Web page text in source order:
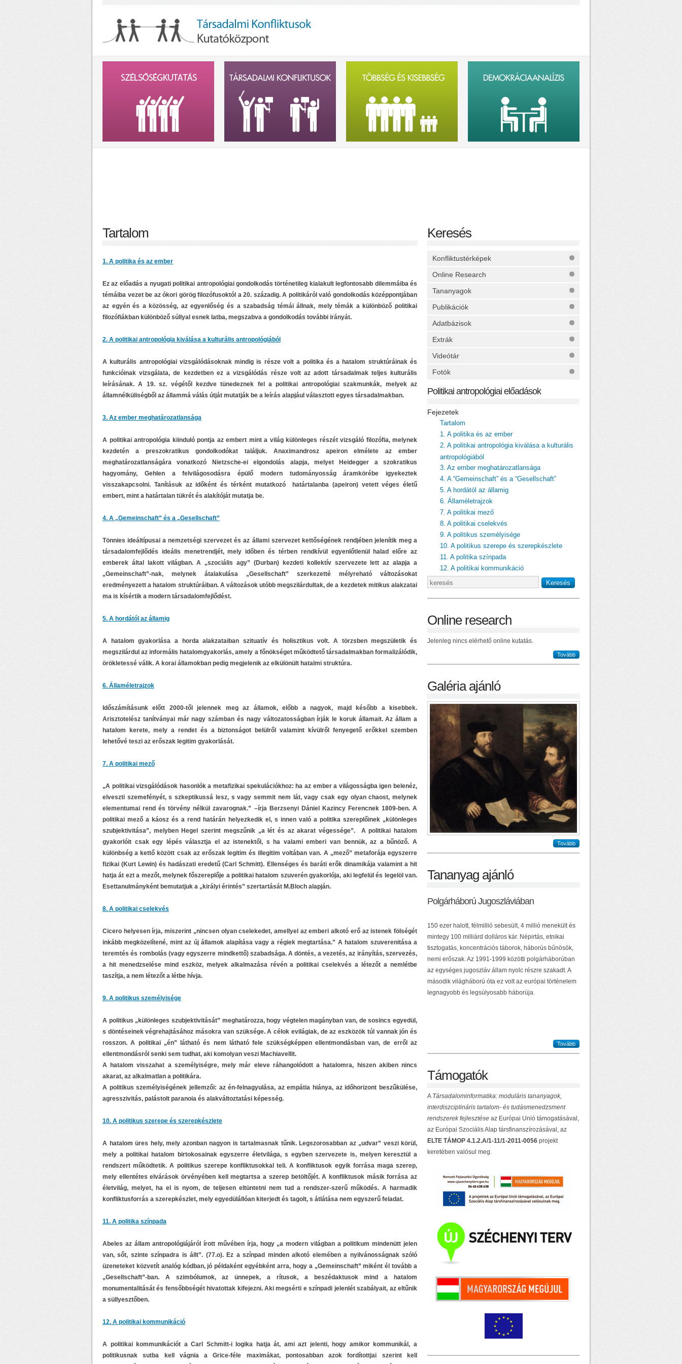
Tartalom
1. A politika és az ember
Ez az előadás a nyugati politikai antropológiai gondolkodás történetileg kialakult legfontosabb dilemmáiba és
témáiba vezet be az ókori görög filozófusoktól a 20. századig. A politikáról való gondolkodás középpontjában
az egyén és a közösség, az egyenlőség és a szabadság témái állnak, mely témák a különböző politikai
filozófiákban különböző súllyal esnek latba, megszabva a gondolkodás további irányát.
2. A politikai antropológia kiválása a kulturális antropológiából
A kulturális antropológiai vizsgálódásoknak mindig is része volt a politika és a hatalom struktúráinak és
funkcióinak vizsgálata, de kezdetben ez a vizsgálódás része volt az adott társadalmak teljes kulturális
leírásának. A 19. sz. végétől kezdve tünedeznek fel a politikai antropológiai szakmunkák, melyek az
államnélküliségből az állammá válás útját mutatják be a leírás alapjául választott egyes társadalmakban.
3. Az ember meghatározatlansága
A politikai antropológia kiinduló pontja az embert mint a világ különleges részét vizsgáló filozófia, melynek
kezdetén a preszokratikus gondolkodókat találjuk. Anaximandrosz apeiron elmélete az ember
meghatározatlanságára vonatkozó Nietzsche-ei elgondolás alapja, melyet Heidegger a szokratikus
hagyomány, Gehlen a felvilágosodásra épülő modern tudományosság áramkörébe igyekeztek
visszakapcsolni. Tanításuk az időként és térként mutatkozó határtalanba (apeiron) vetett véges életű
embert, mint a határtalan tükrét és alakítóját mutatja be.
4. A „Gemeinschaft” és a „Gesellschaft”
Tönnies ideáltípusai a nemzetségi szervezet és az állami szervezet kettőségének rendjében jelenítik meg a
társadalomfejlődés ideális menetrendjét, mely időben és térben rendkívül egyenlőtlenül halad előre az
emberek által lakott világban. A „szociális agy” (Durban) kezdeti kollektív szervezete lett az alapja a
„Gemeinschaft”-nak, melynek átalakulása „Gesellschaft” szerkezetté mélyreható változásokat
eredményezett a hatalom struktúráiban. A változások utóbb megszilárdultak, de a kezdetek mitikus alakzatai
ma is kísértik a modern társadalomfejlődést.
5. A hordától az államig
A hatalom gyakorlása a horda alakzataiban szituatív és holisztikus volt. A törzsben megszületik és
megszilárdul az informális hatalomgyakorlás, amely a főnökséget működtető társadalmakban formalizálódik,
örökletessé válik. A korai államokban pedig megjelenik az elkülönült hatalmi struktúra.
6. Államéletrajzok
Időszámításunk előtt 2000-től jelennek meg az államok, előbb a nagyok, majd később a kisebbek.
Arisztotelész tanítványai már nagy számban és nagy változatosságban írják le koruk államait. Az állam a
hatalom kerete, mely a rendet és a biztonságot belülről valamint kívülről fenyegető erőkkel szemben
lehetővé teszi az erőszak legitim gyakorlását.
7. A politikai mező
„A politikai vizsgálódások hasonlók a metafizikai spekulációkhoz: ha az ember a világosságba igen belenéz,
elveszti szemefényét, s szkeptikussá lesz, s vagy semmit nem lát, vagy csak egy olyan chaost, melynek
elementumai rend és törvény nélkül zavarognak.” –írja Berzsenyi Dániel Kazincy Ferencnek 1809-ben. A
politikai mező a káosz és a rend határán helyezkedik el, s innen való a politika szereplőinek „különleges
szubjektivitása”, melyben Hegel szerint megszűnik „a lét és az akarat végessége”. A politikai hatalom
gyakorlóit csak egy lépés választja el az istenektől, s ha valami emberi van bennük, az a bűnöző. A
különbség a kettő között csak az erőszak legitim és illegitim voltában van. A „mező” metaforája egyszerre
fizikai (Kurt Lewin) és hadászati eredetű (Carl Schmitt). Ellenséges és baráti erők dinamikája valamint a hit
hatja át ezt a mezőt, melynek főszereplője a politikai hatalom szuverén gyakorlója, aki legfelül és legelöl van.
Esettanulmányként bemutatjuk a „királyi érintés” szertartását M.Bloch alapján.
8. A politikai cselekvés
Cicero helyesen írja, miszerint „nincsen olyan cselekedet, amellyel az emberi alkotó erő az istenek fölségét
inkább megközelítené, mint az új államok alapítása vagy a régiek megtartása.” A hatalom szuverenitása a
teremtés és rombolás (vagy egyszerre mindkettő) szabadsága. A döntés, a vezetés, az irányítás, szervezés,
a hit menedzselése mind eszköz, melyek alkalmazása révén a politikai cselekvés a létezőt a nemlétbe
taszítja, a nem létezőt a létbe hívja.
9. A politikus személyisége
A politikus „különleges szubjektivitását” meghatározza, hogy végtelen magányban van, de sosincs egyedül,
s döntéseinek végrehajtásához másokra van szüksége. A célok evilágiak, de az eszközök túl vannak jón és
rosszon. A politikai „én” látható és nem látható fele szükségképpen ellentmondásban van, de erről az
ellentmondásról senki sem tudhat, aki komolyan veszi Machiavellit.
A hatalom visszahat a személyiségre, mely már eleve ráhangolódott a hatalomra, hiszen akiben nincs
akarat, az alkalmatlan a politikára.
A politikus személyiségének jellemzői: az én-felnagyulása, az empátia hiánya, az időhorizont beszűkülése,
agresszivitás, palástolt paranoia és alakváltoztatási képesség.
10. A politikus szerepe és szerepkészlete
A hatalom üres hely, mely azonban nagyon is tartalmasnak tűnik. Legszorosabban az „udvar” veszi körül,
mely a politikai hatalom birtokosainak egyszerre életvilága, s egyben szervezete is, melyen keresztül a
rendszert működtetik. A politikus szerepe konfliktusokkal teli. A konfliktusok egyik forrása maga szerep,
mely ellentétes elvárások örvényében kell megtartsa a szerep betöltőjét. A konfliktusok másik forrása az
életvilág, melyet, ha el is nyom, de teljesen eltüntetni nem tud a rendszer-szerű működés. A harmadik
konfliktusforrás a szerepkészlet, mely egyedülállóan kiterjedt és tagolt, s átlátása nem egyszerű feladat.
11. A politika színpada
Abeles az állam antropológiájáról írott művében írja, hogy „a modern világban a politikum mindenütt jelen
van, sőt, szinte színpadra is állt”. (77.o). Ez a színpad minden alkotó elemében a nyilvánosságnak szóló
üzeneteket közvetít analóg kódban, jó példaként egyébként arra, hogy a „Gemeinschaft” miként él tovább a
„Gesellschaft”-ban. A szimbólumok, az ünnepek, a rítusok, a beszédaktusok mind a hatalom
monumentalitását és fensőbbségét hivatottak kifejezni. Aki megsérti e színpadi jelenlét szabályait, az eltűnik
a süllyesztőben.
12. A politikai kommunikáció
A politikai kommunikációt a Carl Schmitt-i logika hatja át, ami azt jelenti, hogy amikor kommunikál, a
politikusnak sutba kell vágnia a Grice-féle maximákat, pontosabban azok fordítottjai szerint kell
Keresés
Konfliktustérképek
Online Research
Tananyagok
Publikációk
Adatbázisok
Extrák
Videótár
Fotók
Politikai antropológiai előadások
Fejezetek
Tartalom
1. A politika és az ember
2. A politikai antropológia kiválása a kulturális
antropológiából
3. Az ember meghatározatlansága
4. A “Gemeinschaft” és a “Gesellschaft”
5. A hordától az államig
6. Államéletrajzok
7. A politikai mező
8. A politikai cselekvés
9. A politikus személyisége
10. A politikus szerepe és szerepkészlete
11. A politika színpada
12. A politikai kommunikáció
Online research
Jelenleg nincs elérhető online kutatás.
Tovább
Galéria ajánló
Tovább
Tananyag ajánló
Polgárháború Jugoszláviában
150 ezer halott, félmillió sebesült, 4 millió menekült és
mintegy 100 milliárd dolláros kár. Népirtás, etnikai
tisztogatás, koncentrációs táborok, háborús bűnösök,
nemi erőszak. Az 1991-1999 közötti polgárháborúban
az egységes jugoszláv állam nyolc részre szakadt. A
második világháború óta ez volt az európai történelem
legnagyobb és legsúlyosabb háborúja.
Tovább
Támogatók
A Társadalominformatika: moduláris tananyagok,
interdiszciplináris tartalom- és tudásmenedzsment
rendszerek fejlesztése az Európai Unió támogatásával,
az Európai Szociális Alap társfinanszírozásával, az
ELTE TÁMOP 4.1.2.A/1-11/1-2011-0056 projekt
keretében valósul meg.